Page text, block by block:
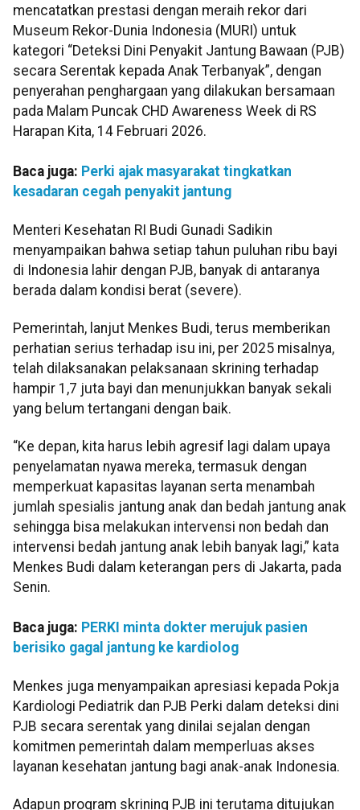
mencatatkan prestasi dengan meraih rekor dari
Museum Rekor-Dunia Indonesia (MURI) untuk
kategori “Deteksi Dini Penyakit Jantung Bawaan (PJB)
secara Serentak kepada Anak Terbanyak”, dengan
penyerahan penghargaan yang dilakukan bersamaan
pada Malam Puncak CHD Awareness Week di RS
Harapan Kita, 14 Februari 2026.
Baca juga: Perki ajak masyarakat tingkatkan
kesadaran cegah penyakit jantung
Menteri Kesehatan RI Budi Gunadi Sadikin
menyampaikan bahwa setiap tahun puluhan ribu bayi
di Indonesia lahir dengan PJB, banyak di antaranya
berada dalam kondisi berat (severe).
Pemerintah, lanjut Menkes Budi, terus memberikan
perhatian serius terhadap isu ini, per 2025 misalnya,
telah dilaksanakan pelaksanaan skrining terhadap
hampir 1,7 juta bayi dan menunjukkan banyak sekali
yang belum tertangani dengan baik.
“Ke depan, kita harus lebih agresif lagi dalam upaya
penyelamatan nyawa mereka, termasuk dengan
memperkuat kapasitas layanan serta menambah
jumlah spesialis jantung anak dan bedah jantung anak
sehingga bisa melakukan intervensi non bedah dan
intervensi bedah jantung anak lebih banyak lagi,” kata
Menkes Budi dalam keterangan pers di Jakarta, pada
Senin.
Baca juga: PERKI minta dokter merujuk pasien
berisiko gagal jantung ke kardiolog
Menkes juga menyampaikan apresiasi kepada Pokja
Kardiologi Pediatrik dan PJB Perki dalam deteksi dini
PJB secara serentak yang dinilai sejalan dengan
komitmen pemerintah dalam memperluas akses
layanan kesehatan jantung bagi anak-anak Indonesia.
Adapun program skrining PJB ini terutama ditujukan